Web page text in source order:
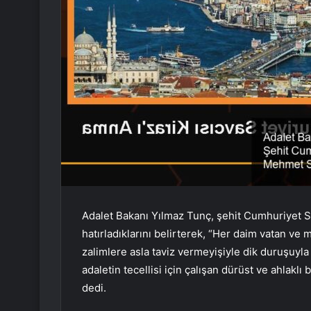
Adalet Bakanı Yılmaz Tunç, şehit Cumhuriyet
hatırladıklarını belirterek, “Her daim vatan ve
zalimlere asla taviz vermeyişiyle dik duruşuyla
adaletin tecellisi için çalışan dürüst ve ahlaklı
dedi.